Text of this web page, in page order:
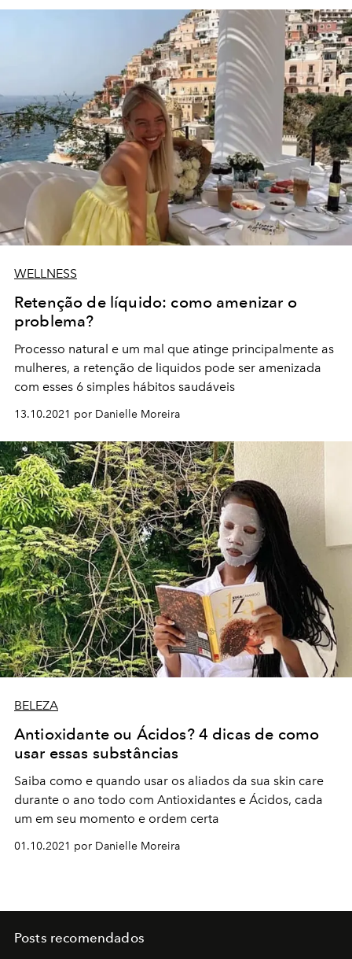
WELLNESS
Retenção de líquido: como amenizar o
problema?
Processo natural e um mal que atinge principalmente as
mulheres, a retenção de liquidos pode ser amenizada
com esses 6 simples hábitos saudáveis
13.10.2021 por Danielle Moreira
BELEZA
Antioxidante ou Ácidos? 4 dicas de como
usar essas substâncias
Saiba como e quando usar os aliados da sua skin care
durante o ano todo com Antioxidantes e Ácidos, cada
um em seu momento e ordem certa
01.10.2021 por Danielle Moreira
Posts recomendados